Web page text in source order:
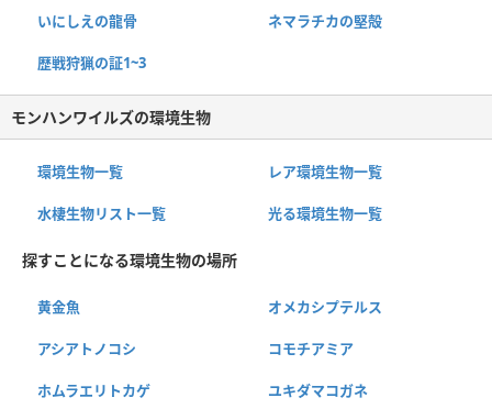
いにしえの龍骨 ネマラチカの堅殻
歴戦狩猟の証1~3
モンハンワイルズの環境生物
環境生物一覧 レア環境生物一覧
水棲生物リスト一覧 光る環境生物一覧
探すことになる環境生物の場所
黄金魚 オメカシプテルス
アシアトノコシ コモチアミア
ホムラエリトカゲ ユキダマコガネ